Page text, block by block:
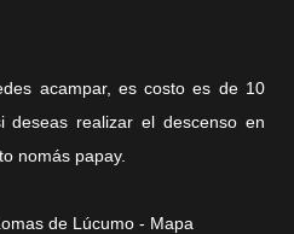
acampar, es costo es de 10
realizar el descenso en
nomás papay.
de Lúcumo - Mapa